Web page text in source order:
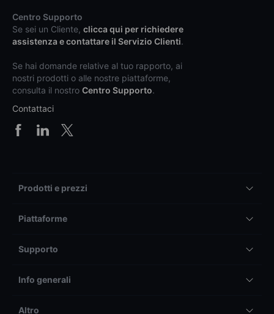
Centro Supporto
Se sei un Cliente, clicca qui per richiedere
assistenza e contattare il Servizio Clienti.
Se hai domande relative al tuo rapporto, ai
nostri prodotti o alle nostre piattaforme,
consulta il nostro Centro Supporto.
Contattaci
Prodotti e prezzi
Piattaforme
Supporto
Info generali
Altro